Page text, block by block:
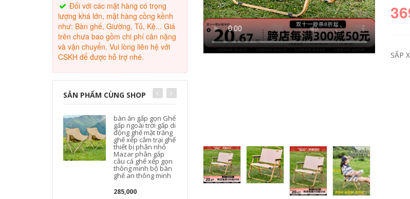
Đối với các mặt hàng có trọng
lượng khá lớn, mặt hàng cồng kềnh
như: Bàn ghế, Giường, Tủ, Kệ... Giá
trên chưa bao gồm chi phí cân nặng
và vận chuyển. Vui lòng liên hệ với
CSKH để được hỗ trợ nhé.
SẢN PHẨM CÙNG SHOP
bàn ăn gấp gọn Ghế
gấp ngoài trời gấp di
động ghế mặt trăng
ghế xếp cắm trại ghế
thiết bị phân nhỏ
Mazar phân gấp
câu cá ghế xếp gọn
thông minh bộ bàn
ghế an thông minh
285,000
ghế giám đốc cắm
trại bãi biển, ghế tựa
lưng nghỉ trưa CS
ghế sofa gấp gọn
bộ bàn ghế an
thông minh gấp gọn
ngoài trời, bàn cuộn
trứng gấp hợp kim
nhôm di động ghế
sofa gấp gọn bàn
ăn gấp gọn
427,000
SẮP